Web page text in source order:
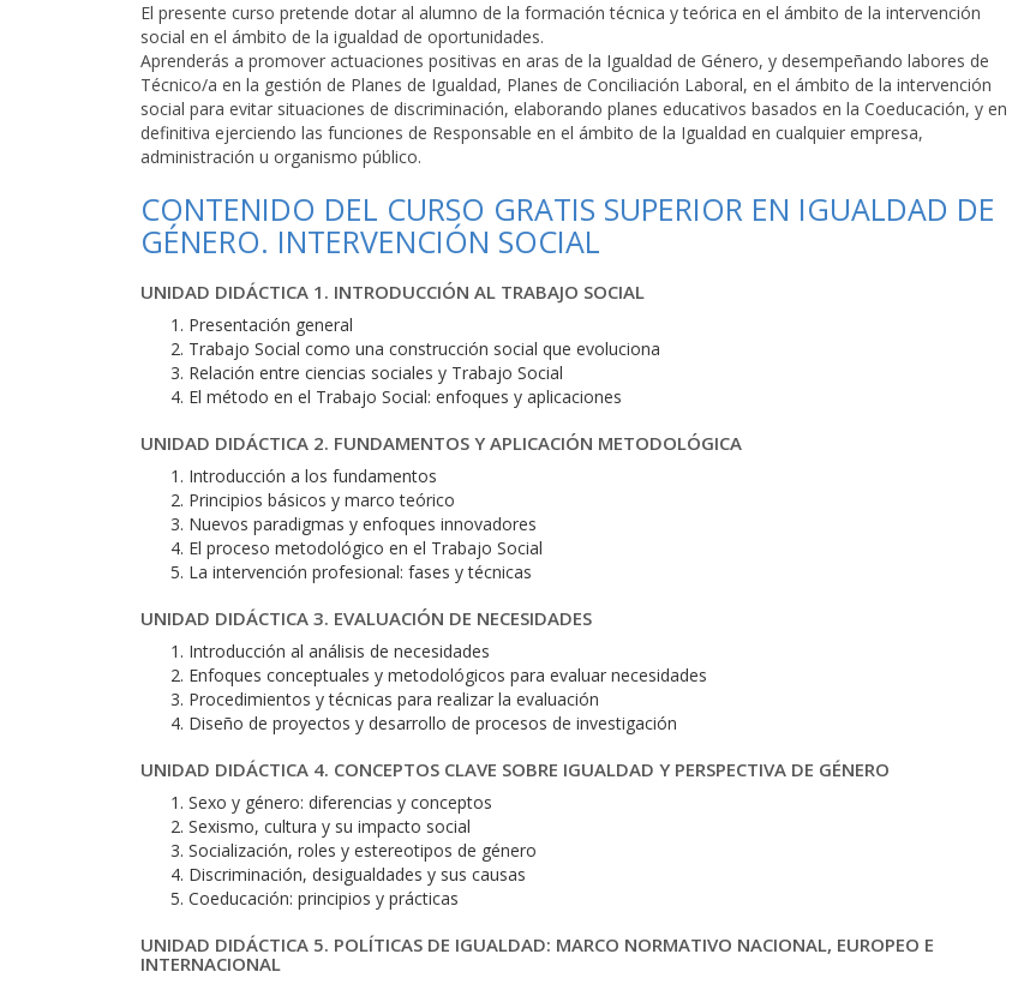
El presente curso pretende dotar al alumno de la formación técnica y teórica en el ámbito de la intervención
social en el ámbito de la igualdad de oportunidades.
Aprenderás a promover actuaciones positivas en aras de la Igualdad de Género, y desempeñando labores de
Técnico/a en la gestión de Planes de Igualdad, Planes de Conciliación Laboral, en el ámbito de la intervención
social para evitar situaciones de discriminación, elaborando planes educativos basados en la Coeducación, y en
definitiva ejerciendo las funciones de Responsable en el ámbito de la Igualdad en cualquier empresa,
administración u organismo público.
CONTENIDO DEL CURSO GRATIS SUPERIOR EN IGUALDAD DE
GÉNERO. INTERVENCIÓN SOCIAL
UNIDAD DIDÁCTICA 1. INTRODUCCIÓN AL TRABAJO SOCIAL
Presentación general
Trabajo Social como una construcción social que evoluciona
Relación entre ciencias sociales y Trabajo Social
El método en el Trabajo Social: enfoques y aplicaciones
UNIDAD DIDÁCTICA 2. FUNDAMENTOS Y APLICACIÓN METODOLÓGICA
Introducción a los fundamentos
Principios básicos y marco teórico
Nuevos paradigmas y enfoques innovadores
El proceso metodológico en el Trabajo Social
La intervención profesional: fases y técnicas
UNIDAD DIDÁCTICA 3. EVALUACIÓN DE NECESIDADES
Introducción al análisis de necesidades
Enfoques conceptuales y metodológicos para evaluar necesidades
Procedimientos y técnicas para realizar la evaluación
Diseño de proyectos y desarrollo de procesos de investigación
UNIDAD DIDÁCTICA 4. CONCEPTOS CLAVE SOBRE IGUALDAD Y PERSPECTIVA DE GÉNERO
Sexo y género: diferencias y conceptos
Sexismo, cultura y su impacto social
Socialización, roles y estereotipos de género
Discriminación, desigualdades y sus causas
Coeducación: principios y prácticas
UNIDAD DIDÁCTICA 5. POLÍTICAS DE IGUALDAD: MARCO NORMATIVO NACIONAL, EUROPEO E
INTERNACIONAL